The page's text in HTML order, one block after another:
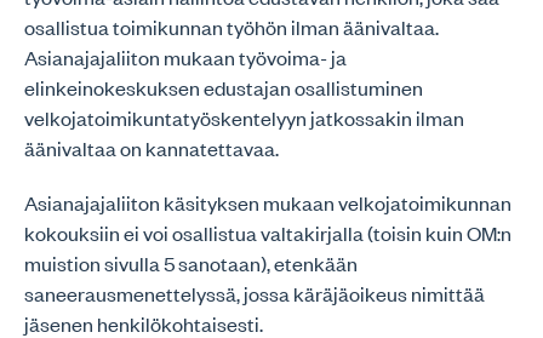
osallistua toimikunnan työhön ilman äänivaltaa.
Asianajajaliiton mukaan työvoima- ja
elinkeinokeskuksen edustajan osallistuminen
velkojatoimikuntatyöskentelyyn jatkossakin ilman
äänivaltaa on kannatettavaa.
Asianajajaliiton käsityksen mukaan velkojatoimikunnan
kokouksiin ei voi osallistua valtakirjalla (toisin kuin OM:n
muistion sivulla 5 sanotaan), etenkään
saneerausmenettelyssä, jossa käräjäoikeus nimittää
jäsenen henkilökohtaisesti.